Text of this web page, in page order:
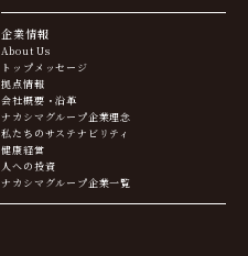
企業情報
About Us
トップメッセージ
拠点情報
会社概要・沿革
ナカシマグループ企業理念
私たちのサステナビリティ
健康経営
人への投資
ナカシマグループ企業一覧